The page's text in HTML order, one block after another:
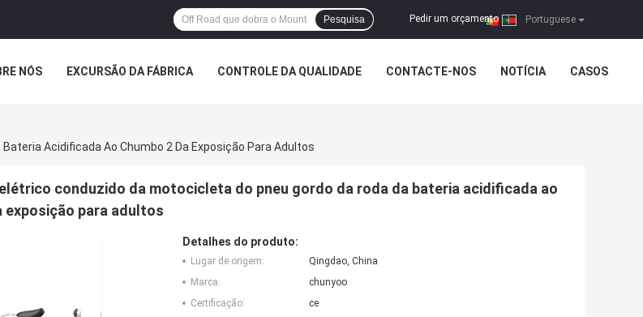
Portuguese
Pedir um orçamento |
Pesquisa
NÓS EXCURSÃO DA FÁBRICA CONTROLE DA QUALIDADE CONTACTE-NOS NOTÍCIA CASOS
Acidificada Ao Chumbo 2 Da Exposição Para Adultos
conduzido da motocicleta do pneu gordo da roda da bateria acidificada ao
exposição para adultos
Detalhes do produto:
Lugar de origem:
Qingdao, China
Marca:
chunyoo
Certificação:
ce